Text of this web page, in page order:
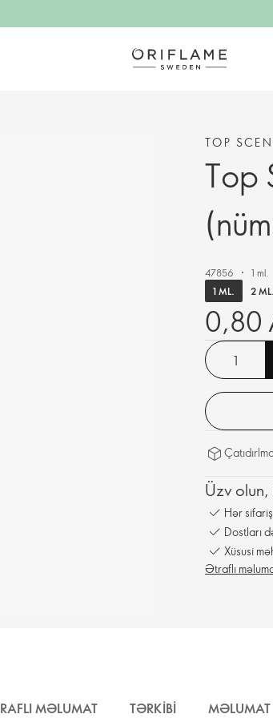
TOP
Top
47856
1 ml.
1 ML.
2 ML.
0,80
Üzv olun,
Hər
Dostları
Xüsusi
Ətraflı
MƏLUMAT TƏRKIBI MƏLUMAT